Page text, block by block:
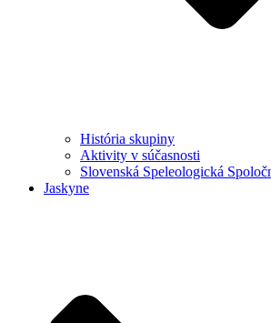
História skupiny
Aktivity v súčasnosti
Slovenská Speleologická
Jaskyne